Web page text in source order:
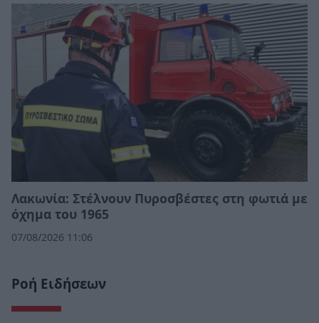
Λακωνία: Στέλνουν Πυροσβέστες στη φωτιά με
όχημα του 1965
07/08/2026 11:06
Ροή Ειδήσεων